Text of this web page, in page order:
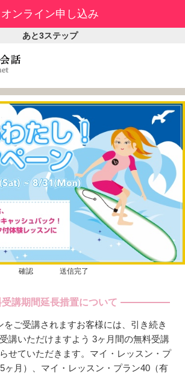
確認 送信完了
講期間延長措置について
をご受講されますお客様には、引き続き
講いただけますよう 3ヶ月間の無料受講
せていただきます。マイ・レッスン・プ
ヶ月）、マイ・レッスン・プラン40（有
オンライン申し込み
あと3ステップ